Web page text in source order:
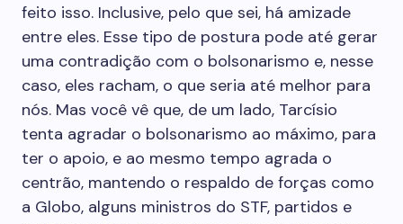
feito isso. Inclusive, pelo que sei, há amizade
entre eles. Esse tipo de postura pode até gerar
uma contradição com o bolsonarismo e, nesse
caso, eles racham, o que seria até melhor para
nós. Mas você vê que, de um lado, Tarcísio
tenta agradar o bolsonarismo ao máximo, para
ter o apoio, e ao mesmo tempo agrada o
centrão, mantendo o respaldo de forças como
a Globo, alguns ministros do STF, partidos e